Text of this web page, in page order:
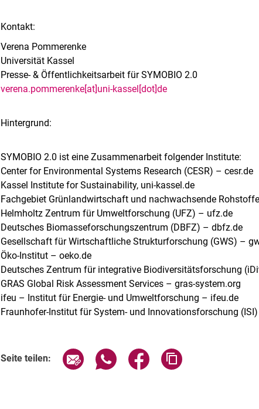
Kontakt:
Verena Pommerenke
Universität Kassel
Presse- & Öffentlichkeitsarbeit für SYMOBIO 2.0
verena.pommerenke[at]uni-kassel[dot]de
Hintergrund:
SYMOBIO 2.0 ist eine Zusammenarbeit folgender Institute:
Center for Environmental Systems Research (CESR) – cesr.de
Kassel Institute for Sustainability, uni-kassel.de
Fachgebiet Grünlandwirtschaft und nachwachsende
Helmholtz Zentrum für Umweltforschung (UFZ) – ufz.de
Deutsches Biomasseforschungszentrum (DBFZ) – dbfz.de
Gesellschaft für Wirtschaftliche Strukturforschung (GWS) –
Öko-Institut – oeko.de
Deutsches Zentrum für integrative Biodiversitätsforschung
GRAS Global Risk Assessment Services – gras-system.org
ifeu – Institut für Energie- und Umweltforschung – ifeu.de
Fraunhofer-Institut für System- und Innovationsforschung
Seite teilen: Seite über E-Mail teilen
Seite über WhatsApp teilen
Seite über Facebook